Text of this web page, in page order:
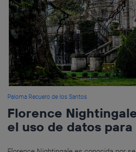
Paloma Recuero de los Santos
Florence
el uso de datos para